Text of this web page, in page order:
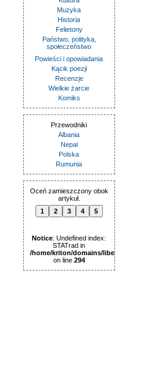
Muzyka
Historia
Felietony
Państwo, polityka,
społeczeństwo
Powieści i opowiadania
Kącik poezji
Recenzje
Wielkie żarcie
Komiks
Przewodniki
Albania
Nepal
Polska
Rumunia
Oceń zamieszczony obok
artykuł.
1
2 3 4 5
Notice: Undefined index:
STATrad in
/home/kriton/domains/libertas.pl/
on line 294